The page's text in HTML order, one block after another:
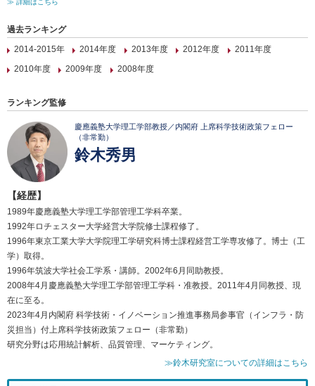
≫ 詳細はこちら
過去ランキング
2014-2015年
2014年度 2013年度 2012年度
2011年度
2010年度
2009年度 2008年度
ランキング監修
慶應義塾大学理工学部教授／内閣府 上席科学技術政策フェロー
（非常勤）
鈴木秀男
【経歴】
1989年慶應義塾大学理工学部管理工学科卒業。
1992年ロチェスター大学経営大学院修士課程修了。
1996年東京工業大学大学院理工学研究科博士課程経営工学専攻修了。博士（工
学）取得。
1996年筑波大学社会工学系・講師。2002年6月同助教授。
2008年4月慶應義塾大学理工学部管理工学科・准教授。2011年4月同教授、現
在に至る。
2023年4月内閣府 科学技術・イノベーション推進事務局参事官（インフラ・防
災担当）付上席科学技術政策フェロー（非常勤）
研究分野は応用統計解析、品質管理、マーケティング。
≫鈴木研究室についての詳細はこちら